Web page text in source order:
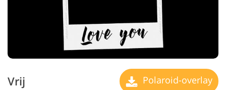
Vrij Polaroid-overlay